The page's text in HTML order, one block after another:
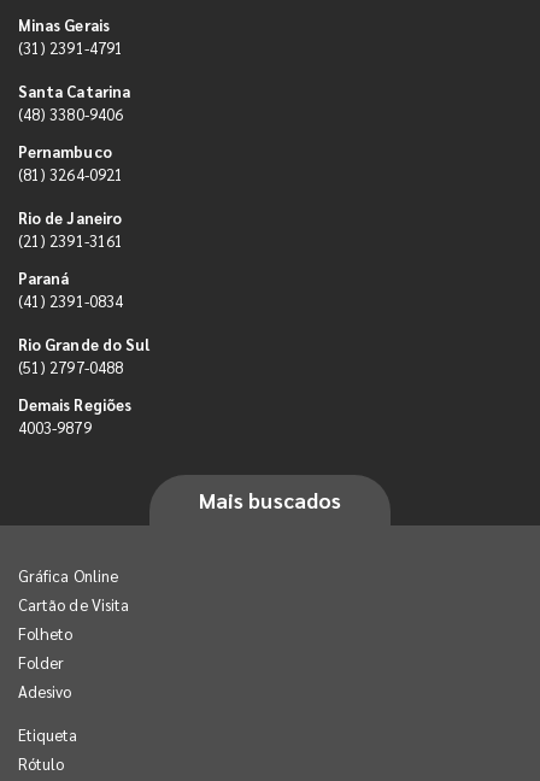
Minas Gerais
(31) 2391-4791
Santa Catarina
(48) 3380-9406
Pernambuco
(81) 3264-0921
Rio de Janeiro
(21) 2391-3161
Paraná
(41) 2391-0834
Rio Grande do Sul
(51) 2797-0488
Demais Regiões
4003-9879
Mais buscados
Gráfica Online
Cartão de Visita
Folheto
Folder
Adesivo
Etiqueta
Rótulo